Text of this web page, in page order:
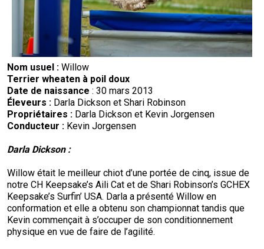
Nom usuel : Willow
Terrier wheaten à poil doux
Date de naissance : 30 mars 2013
Éleveurs : Darla Dickson et Shari Robinson
Propriétaires : Darla Dickson et Kevin Jorgensen
Conducteur : Kevin Jorgensen
Darla Dickson :
Willow était le meilleur chiot d’une portée de cinq, issue de
notre CH Keepsake’s Aili Cat et de Shari Robinson’s GCHEX
Keepsake’s Surfin’ USA. Darla a présenté Willow en
conformation et elle a obtenu son championnat tandis que
Kevin commençait à s’occuper de son conditionnement
physique en vue de faire de l’agilité.